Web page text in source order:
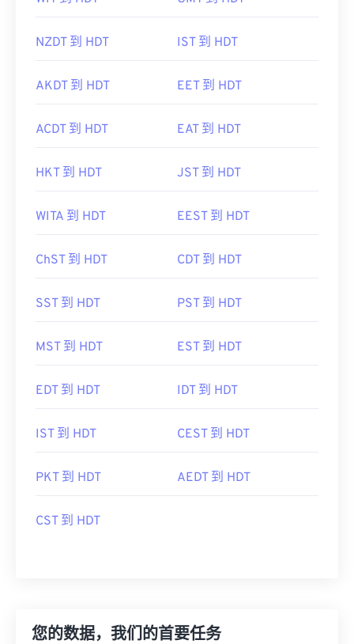
NZDT 到 HDT IST 到 HDT
AKDT 到 HDT EET 到 HDT
ACDT 到 HDT EAT 到 HDT
HKT 到 HDT JST 到 HDT
WITA 到 HDT EEST 到 HDT
ChST 到 HDT CDT 到 HDT
SST 到 HDT PST 到 HDT
MST 到 HDT EST 到 HDT
EDT 到 HDT IDT 到 HDT
IST 到 HDT CEST 到 HDT
PKT 到 HDT AEDT 到 HDT
CST 到 HDT
您的数据，我们的首要任务